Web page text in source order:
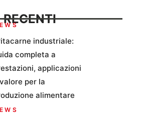
industriale:
completa a
applicazioni
per la
alimentare